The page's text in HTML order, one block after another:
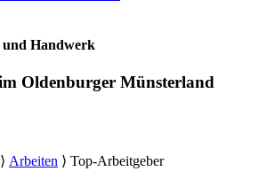
und Handwerk
Oldenburger Münsterland
Arbeiten ⟩ Top-Arbeitgeber